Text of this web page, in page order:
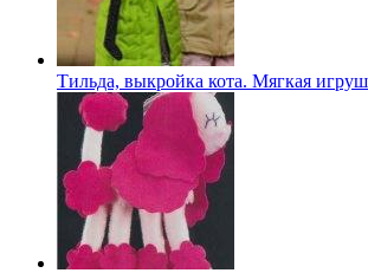
Тильда, выкройка кота. Мягкая